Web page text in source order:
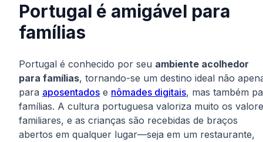
Portugal é amigável para
famílias
Portugal é conhecido por seu ambiente acolhedor
para famílias, tornando-se um destino ideal não
para aposentados e nômades digitais, mas também
famílias. A cultura portuguesa valoriza muito os
familiares, e as crianças são recebidas de braços
abertos em qualquer lugar—seja em um restaurante,